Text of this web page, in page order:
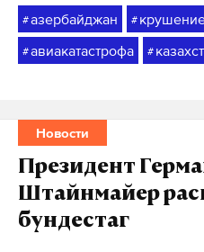
#азербайджан #
#авиакатастрофа #
Новости
Президент
Штайнмайер
бундестаг